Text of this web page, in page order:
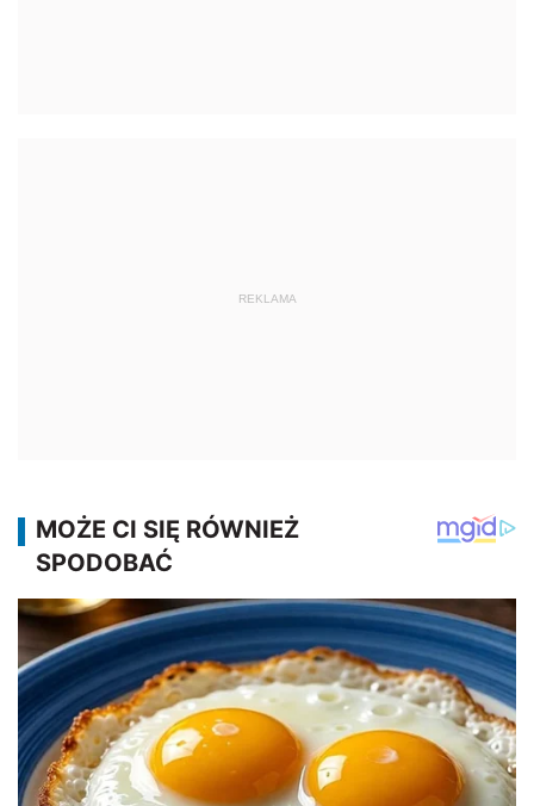
REKLAMA